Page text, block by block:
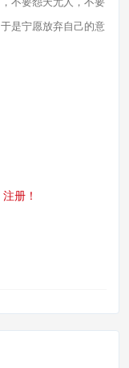
是宁愿放弃自己的意
注册！